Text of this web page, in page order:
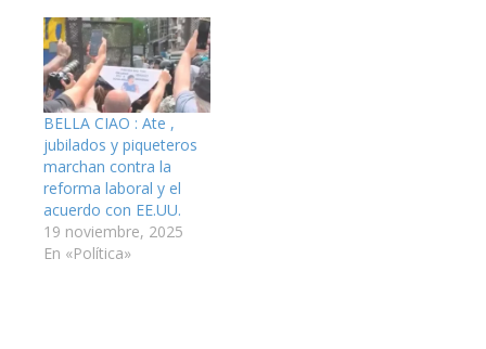
BELLA CIAO : Ate ,
jubilados y piqueteros
marchan contra la
reforma laboral y el
acuerdo con EE.UU.
19 noviembre, 2025
En «Política»